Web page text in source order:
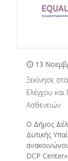
13
Ξεκίνησε
Ελέγχου
Ασθενειών
Ο Δήμος
Δυτικής
DCP